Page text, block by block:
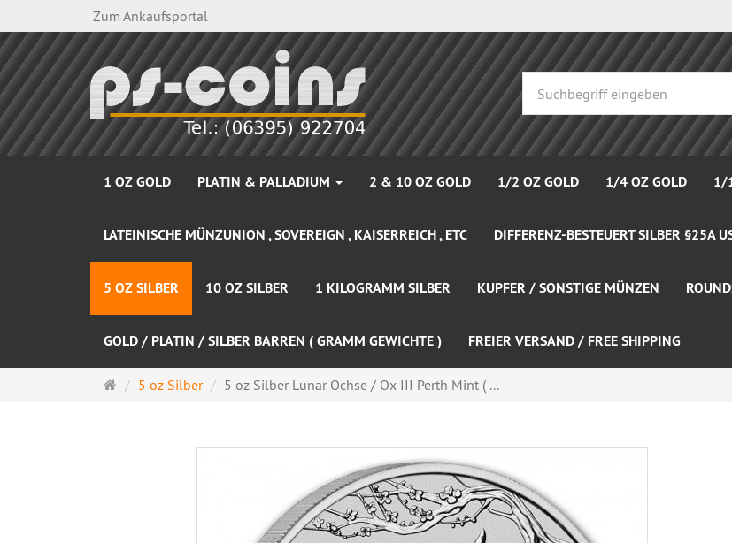
Zum Ankaufsportal
1 OZ GOLD PLATIN & PALLADIUM 2 & 10 OZ GOLD 1/2 OZ GOLD 1/4 OZ GOLD 1/
LATEINISCHE MÜNZUNION , SOVEREIGN , KAISERREICH , ETC DIFFERENZ-BESTEUERT SILBER §25A
5 OZ SILBER 10 OZ SILBER 1 KILOGRAMM SILBER KUPFER / SONSTIGE MÜNZEN
GOLD / PLATIN / SILBER BARREN ( GRAMM GEWICHTE ) FREIER VERSAND / FREE SHIPPING
Startseite
5 oz Silber 5 oz Silber Lunar Ochse / Ox III Perth Mint ( ...